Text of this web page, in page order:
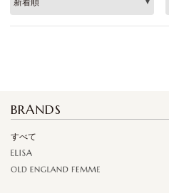
BRANDS
すべて